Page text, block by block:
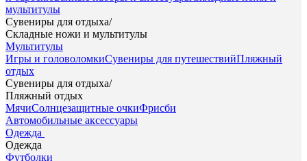
мультитулы
Сувениры для отдыха/
Складные ножи и мультитулы
Мультитулы
Игры и головоломкиСувениры для путешествийПляжный
отдых
Сувениры для отдыха/
Пляжный отдых
МячиСолнцезащитные очкиФрисби
Автомобильные аксессуары
Одежда
Одежда
Футболки